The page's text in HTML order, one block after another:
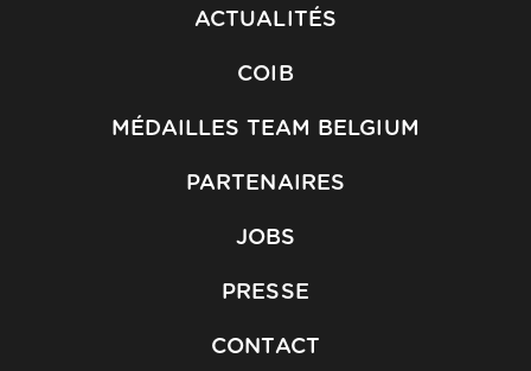
ACTUALITÉS
COIB
MÉDAILLES TEAM BELGIUM
PARTENAIRES
JOBS
PRESSE
CONTACT